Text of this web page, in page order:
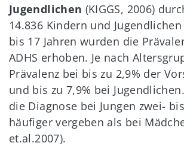
Jugendlichen (KIGGS, 2006)
14.836 Kindern und
bis 17 Jahren wurden die
ADHS erhoben. Je nach
Prävalenz bei bis zu 2,9% der
und bis zu 7,9% bei
die Diagnose bei Jungen zwei-
häufiger vergeben als bei
et.al.2007).